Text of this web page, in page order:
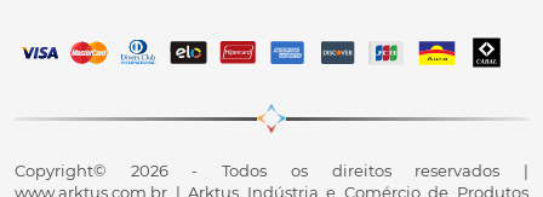
Copyright© 2026 - Todos os direitos reservados |
www.arktus.com.br | Arktus Indústria e Comércio de Produtos